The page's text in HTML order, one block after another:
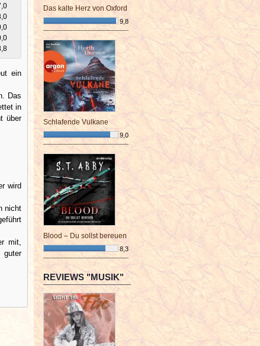
ein
Das
in
über
wird
nicht
mit,
guter
Das kalte Herz von Oxford
9,8
¯¯¯¯¯¯¯¯¯¯¯¯¯¯¯¯¯¯¯¯¯¯¯¯
Schlafende Vulkane
9,0
¯¯¯¯¯¯¯¯¯¯¯¯¯¯¯¯¯¯¯¯¯¯¯¯
Blood – Du sollst bereuen
8,3
¯¯¯¯¯¯¯¯¯¯¯¯¯¯¯¯¯¯¯¯¯¯¯¯
REVIEWS "MUSIK"